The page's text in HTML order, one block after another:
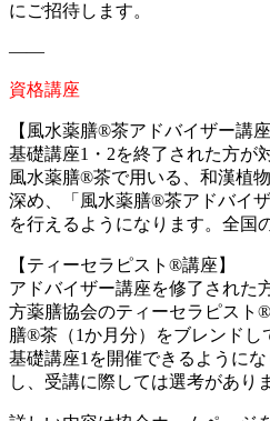
にご招待します。
——
資格講座
【風水薬膳®茶アドバイザー講座
基礎講座1・2を終了された方が
風水薬膳®︎茶で用いる、和漢植
深め、「風水薬膳®茶アドバイ
を行えるようになります。全国
【ティーセラピスト®講座】
アドバイザー講座を修了された
方薬膳協会のティーセラピスト
膳®︎茶（1か月分）をブレンド
基礎講座1を開催できるように
し、受講に際しては選考があり